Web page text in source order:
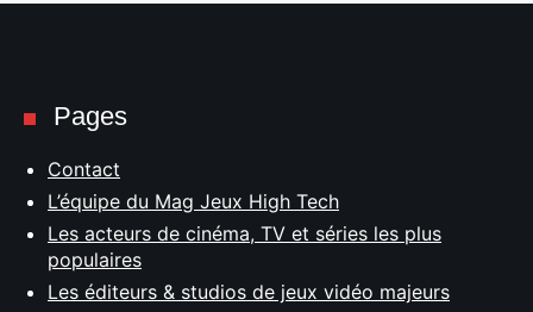
Pages
Contact
L’équipe du Mag Jeux High Tech
Les acteurs de cinéma, TV et séries les plus
populaires
Les éditeurs & studios de jeux vidéo majeurs